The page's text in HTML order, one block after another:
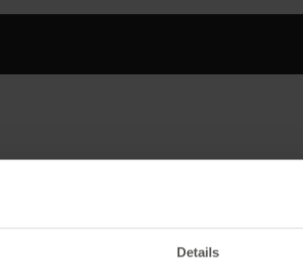
Details